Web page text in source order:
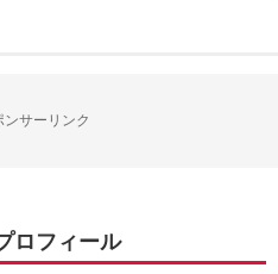
サーリンク
ロフィール